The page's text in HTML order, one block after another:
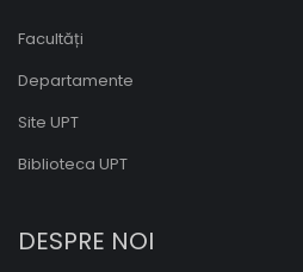
Facultăți
Departamente
Site UPT
Biblioteca UPT
DESPRE NOI